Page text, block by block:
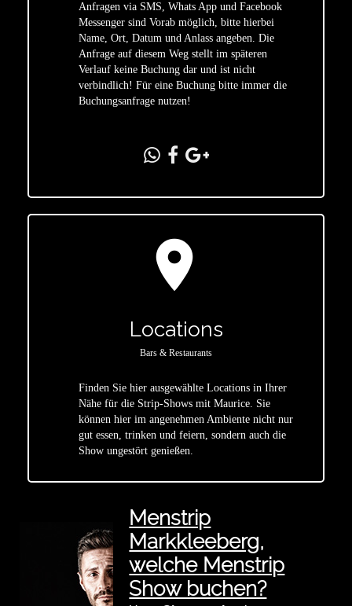
Anfragen via SMS, Whats App und Facebook
Messenger sind Vorab möglich, bitte hierbei
Name, Ort, Datum und Anlass angeben. Die
Anfrage auf diesem Weg stellt im späteren
Verlauf keine Buchung dar und ist nicht
verbindlich! Für eine Buchung bitte immer die
Buchungsanfrage nutzen!
location_on
Locations
Bars & Restaurants
Finden Sie hier ausgewählte Locations in Ihrer
Nähe für die Strip-Shows mit Maurice. Sie
können hier im angenehmen Ambiente nicht nur
gut essen, trinken und feiern, sondern auch die
Show ungestört genießen.
Menstrip
Markkleeberg,
welche Menstrip
Show buchen?